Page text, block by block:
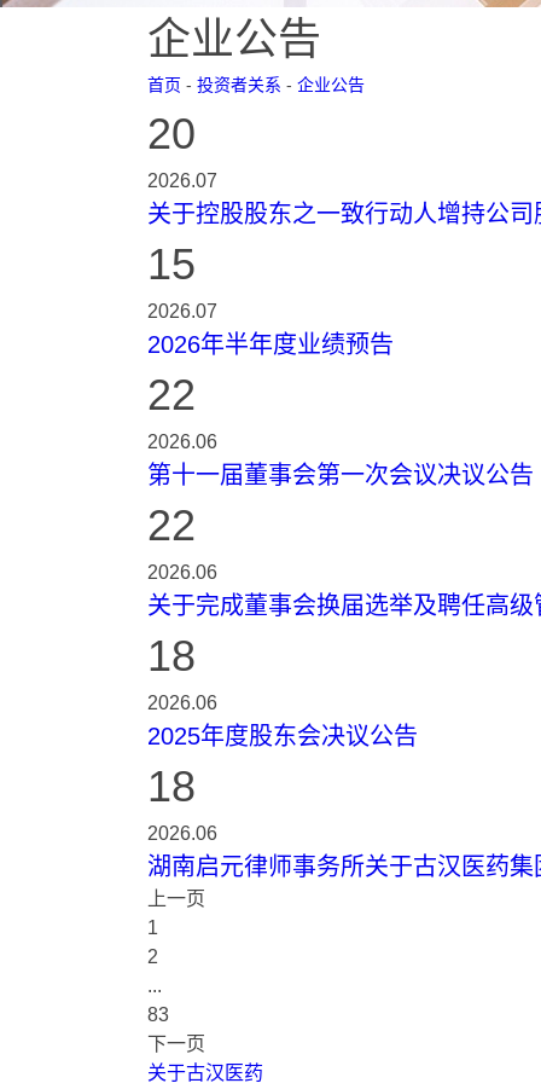
企业公告
首页 - 投资者关系 - 企业公告
20
2026.07
关于控股股东之一致行动人增持公
15
2026.07
2026年半年度业绩预告
22
2026.06
第十一届董事会第一次会议决议公告
22
2026.06
关于完成董事会换届选举及聘任高
18
2026.06
2025年度股东会决议公告
18
2026.06
湖南启元律师事务所关于古汉医药
上一页
1
2
...
83
下一页
关于古汉医药